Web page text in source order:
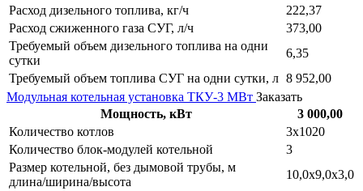
Расход дизельного топлива, кг/ч
222,37
Расход сжиженного газа СУГ, л/ч
373,00
Требуемый объем дизельного топлива на одни
сутки
6,35
Требуемый объем топлива СУГ на одни сутки, л 8 952,00
Модульная котельная установка ТКУ-3 МВт Заказать
Мощность, кВт
3 000,00
Количество котлов
3х1020
Количество блок-модулей котельной
3
Размер котельной, без дымовой трубы, м
длина/ширина/высота
10,0х9,0х3,0